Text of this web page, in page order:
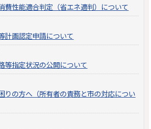
費性能適合判定（省エネ適判）について
計画認定申請について
等指定状況の公開について
りの方へ（所有者の責務と市の対応につい